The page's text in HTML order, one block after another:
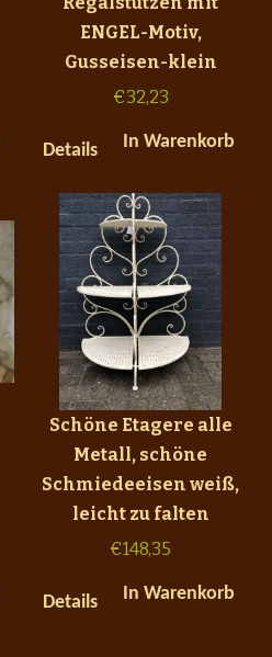
ENGEL-Motiv,
Gusseisen-klein
€32,23
Details In Warenkorb
Schöne Etagere alle
Metall, schöne
Schmiedeeisen weiß,
leicht zu falten
€148,35
Details In Warenkorb